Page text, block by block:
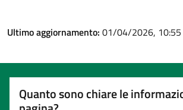
Ultimo aggiornamento: 01/04/2026, 10:55
Quanto sono chiare le